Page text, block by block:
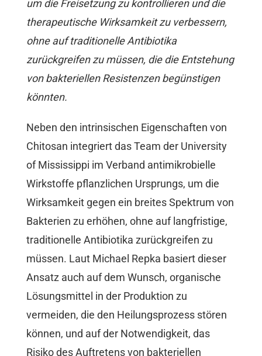
um die Freisetzung zu kontrollieren und die
therapeutische Wirksamkeit zu verbessern,
ohne auf traditionelle Antibiotika
zurückgreifen zu müssen, die die Entstehung
von bakteriellen Resistenzen begünstigen
könnten.
Neben den intrinsischen Eigenschaften von
Chitosan integriert das Team der University
of Mississippi im Verband antimikrobielle
Wirkstoffe pflanzlichen Ursprungs, um die
Wirksamkeit gegen ein breites Spektrum von
Bakterien zu erhöhen, ohne auf langfristige,
traditionelle Antibiotika zurückgreifen zu
müssen. Laut Michael Repka basiert dieser
Ansatz auch auf dem Wunsch, organische
Lösungsmittel in der Produktion zu
vermeiden, die den Heilungsprozess stören
können, und auf der Notwendigkeit, das
Risiko des Auftretens von bakteriellen